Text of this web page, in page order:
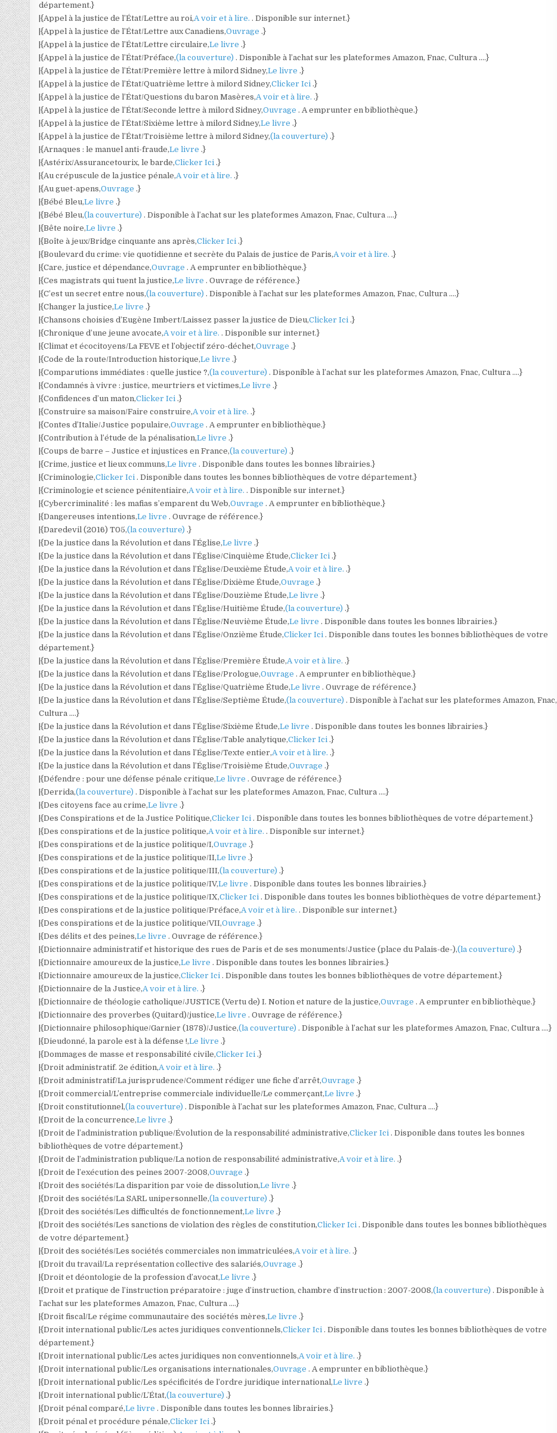
département.}
|{Appel à la justice de l’État/Lettre au roi,A voir et à lire.. Disponible sur internet.}
|{Appel à la justice de l’État/Lettre aux Canadiens,Ouvrage.}
|{Appel à la justice de l’État/Lettre circulaire,Le livre.}
|{Appel à la justice de l’État/Préface,(la couverture). Disponible à l’achat sur les plateformes Amazon, Fnac, Cultura ….}
|{Appel à la justice de l’État/Première lettre à milord Sidney,Le livre.}
|{Appel à la justice de l’État/Quatrième lettre à milord Sidney,Clicker Ici.}
|{Appel à la justice de l’État/Questions du baron Masères,A voir et à lire..}
|{Appel à la justice de l’État/Seconde lettre à milord Sidney,Ouvrage. A emprunter en bibliothèque.}
|{Appel à la justice de l’État/Sixième lettre à milord Sidney,Le livre.}
|{Appel à la justice de l’État/Troisième lettre à milord Sidney,(la couverture).}
|{Arnaques : le manuel anti-fraude,Le livre.}
|{Astérix/Assurancetourix, le barde,Clicker Ici.}
|{Au crépuscule de la justice pénale,A voir et à lire..}
|{Au guet-apens,Ouvrage.}
|{Bébé Bleu,Le livre.}
|{Bébé Bleu,(la couverture). Disponible à l’achat sur les plateformes Amazon, Fnac, Cultura ….}
|{Bête noire,Le livre.}
|{Boîte à jeux/Bridge cinquante ans après,Clicker Ici.}
|{Boulevard du crime: vie quotidienne et secrète du Palais de justice de Paris,A voir et à lire..}
|{Care, justice et dépendance,Ouvrage. A emprunter en bibliothèque.}
|{Ces magistrats qui tuent la justice,Le livre. Ouvrage de référence.}
|{C’est un secret entre nous,(la couverture). Disponible à l’achat sur les plateformes Amazon, Fnac, Cultura ….}
|{Changer la justice,Le livre.}
|{Chansons choisies d’Eugène Imbert/Laissez passer la justice de Dieu,Clicker Ici.}
|{Chronique d’une jeune avocate,A voir et à lire.. Disponible sur internet.}
|{Climat et écocitoyens/La FEVE et l’objectif zéro-déchet,Ouvrage.}
|{Code de la route/Introduction historique,Le livre.}
|{Comparutions immédiates : quelle justice ?,(la couverture). Disponible à l’achat sur les plateformes Amazon, Fnac, Cultura ….}
|{Condamnés à vivre : justice, meurtriers et victimes,Le livre.}
|{Confidences d’un maton,Clicker Ici.}
|{Construire sa maison/Faire construire,A voir et à lire..}
|{Contes d’Italie/Justice populaire,Ouvrage. A emprunter en bibliothèque.}
|{Contribution à l’étude de la pénalisation,Le livre.}
|{Coups de barre – Justice et injustices en France,(la couverture).}
|{Crime, justice et lieux communs,Le livre. Disponible dans toutes les bonnes librairies.}
|{Criminologie,Clicker Ici. Disponible dans toutes les bonnes bibliothèques de votre département.}
|{Criminologie et science pénitentiaire,A voir et à lire.. Disponible sur internet.}
|{Cybercriminalité : les mafias s’emparent du Web,Ouvrage. A emprunter en bibliothèque.}
|{Dangereuses intentions,Le livre. Ouvrage de référence.}
|{Daredevil (2016) T05,(la couverture).}
|{De la justice dans la Révolution et dans l’Église,Le livre.}
|{De la justice dans la Révolution et dans l’Église/Cinquième Étude,Clicker Ici.}
|{De la justice dans la Révolution et dans l’Église/Deuxième Étude,A voir et à lire..}
|{De la justice dans la Révolution et dans l’Église/Dixième Étude,Ouvrage.}
|{De la justice dans la Révolution et dans l’Église/Douzième Étude,Le livre.}
|{De la justice dans la Révolution et dans l’Église/Huitième Étude,(la couverture).}
|{De la justice dans la Révolution et dans l’Église/Neuvième Étude,Le livre. Disponible dans toutes les bonnes librairies.}
|{De la justice dans la Révolution et dans l’Église/Onzième Étude,Clicker Ici. Disponible dans toutes les bonnes bibliothèques de votre
département.}
|{De la justice dans la Révolution et dans l’Église/Première Étude,A voir et à lire..}
|{De la justice dans la Révolution et dans l’Église/Prologue,Ouvrage. A emprunter en bibliothèque.}
|{De la justice dans la Révolution et dans l’Église/Quatrième Étude,Le livre. Ouvrage de référence.}
|{De la justice dans la Révolution et dans l’Église/Septième Étude,(la couverture). Disponible à l’achat sur les plateformes Amazon, Fnac,
Cultura ….}
|{De la justice dans la Révolution et dans l’Église/Sixième Étude,Le livre. Disponible dans toutes les bonnes librairies.}
|{De la justice dans la Révolution et dans l’Église/Table analytique,Clicker Ici.}
|{De la justice dans la Révolution et dans l’Église/Texte entier,A voir et à lire..}
|{De la justice dans la Révolution et dans l’Église/Troisième Étude,Ouvrage.}
|{Défendre : pour une défense pénale critique,Le livre. Ouvrage de référence.}
|{Derrida,(la couverture). Disponible à l’achat sur les plateformes Amazon, Fnac, Cultura ….}
|{Des citoyens face au crime,Le livre.}
|{Des Conspirations et de la Justice Politique,Clicker Ici. Disponible dans toutes les bonnes bibliothèques de votre département.}
|{Des conspirations et de la justice politique,A voir et à lire.. Disponible sur internet.}
|{Des conspirations et de la justice politique/I,Ouvrage.}
|{Des conspirations et de la justice politique/II,Le livre.}
|{Des conspirations et de la justice politique/III,(la couverture).}
|{Des conspirations et de la justice politique/IV,Le livre. Disponible dans toutes les bonnes librairies.}
|{Des conspirations et de la justice politique/IX,Clicker Ici. Disponible dans toutes les bonnes bibliothèques de votre département.}
|{Des conspirations et de la justice politique/Préface,A voir et à lire.. Disponible sur internet.}
|{Des conspirations et de la justice politique/VII,Ouvrage.}
|{Des délits et des peines,Le livre. Ouvrage de référence.}
|{Dictionnaire administratif et historique des rues de Paris et de ses monuments/Justice (place du Palais-de-),(la couverture).}
|{Dictionnaire amoureux de la justice,Le livre. Disponible dans toutes les bonnes librairies.}
|{Dictionnaire amoureux de la justice,Clicker Ici. Disponible dans toutes les bonnes bibliothèques de votre département.}
|{Dictionnaire de la Justice,A voir et à lire..}
|{Dictionnaire de théologie catholique/JUSTICE (Vertu de) I. Notion et nature de la justice,Ouvrage. A emprunter en bibliothèque.}
|{Dictionnaire des proverbes (Quitard)/justice,Le livre. Ouvrage de référence.}
|{Dictionnaire philosophique/Garnier (1878)/Justice,(la couverture). Disponible à l’achat sur les plateformes Amazon, Fnac, Cultura ….}
|{Dieudonné, la parole est à la défense !,Le livre.}
|{Dommages de masse et responsabilité civile,Clicker Ici.}
|{Droit administratif. 2e édition,A voir et à lire..}
|{Droit administratif/La jurisprudence/Comment rédiger une fiche d’arrêt,Ouvrage.}
|{Droit commercial/L’entreprise commerciale individuelle/Le commerçant,Le livre.}
|{Droit constitutionnel,(la couverture). Disponible à l’achat sur les plateformes Amazon, Fnac, Cultura ….}
|{Droit de la concurrence,Le livre.}
|{Droit de l’administration publique/Évolution de la responsabilité administrative,Clicker Ici. Disponible dans toutes les bonnes
bibliothèques de votre département.}
|{Droit de l’administration publique/La notion de responsabilité administrative,A voir et à lire..}
|{Droit de l’exécution des peines 2007-2008,Ouvrage.}
|{Droit des sociétés/La disparition par voie de dissolution,Le livre.}
|{Droit des sociétés/La SARL unipersonnelle,(la couverture).}
|{Droit des sociétés/Les difficultés de fonctionnement,Le livre.}
|{Droit des sociétés/Les sanctions de violation des règles de constitution,Clicker Ici. Disponible dans toutes les bonnes bibliothèques
de votre département.}
|{Droit des sociétés/Les sociétés commerciales non immatriculées,A voir et à lire..}
|{Droit du travail/La représentation collective des salariés,Ouvrage.}
|{Droit et déontologie de la profession d’avocat,Le livre.}
|{Droit et pratique de l’instruction préparatoire : juge d’instruction, chambre d’instruction : 2007-2008,(la couverture). Disponible à
l’achat sur les plateformes Amazon, Fnac, Cultura ….}
|{Droit fiscal/Le régime communautaire des sociétés mères,Le livre.}
|{Droit international public/Les actes juridiques conventionnels,Clicker Ici. Disponible dans toutes les bonnes bibliothèques de votre
département.}
|{Droit international public/Les actes juridiques non conventionnels,A voir et à lire..}
|{Droit international public/Les organisations internationales,Ouvrage. A emprunter en bibliothèque.}
|{Droit international public/Les spécificités de l’ordre juridique international,Le livre.}
|{Droit international public/L’État,(la couverture).}
|{Droit pénal comparé,Le livre. Disponible dans toutes les bonnes librairies.}
|{Droit pénal et procédure pénale,Clicker Ici.}